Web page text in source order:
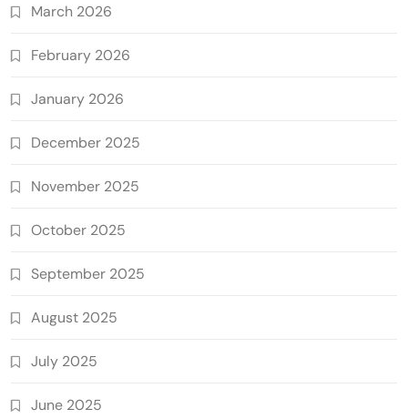
March 2026
February 2026
January 2026
December 2025
November 2025
October 2025
September 2025
August 2025
July 2025
June 2025